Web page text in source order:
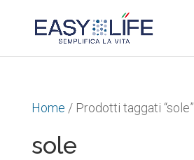
Home / Prodotti taggati “sole”
sole